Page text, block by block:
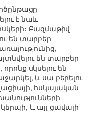
է նաև
Բազմաթիվ
են տարբեր
են տարբեր
սկսելու են
և սա բերելու
հսկայական
և այլ ցավալի